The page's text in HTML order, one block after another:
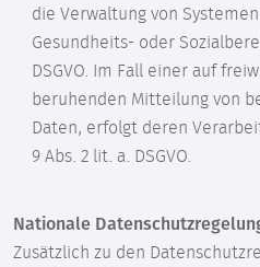
die Verwaltung von
Gesundheits- oder
DSGVO. Im Fall einer auf
beruhenden Mitteilung von
Daten, erfolgt deren
9 Abs. 2 lit. a. DSGVO.
Nationale
Zusätzlich zu den